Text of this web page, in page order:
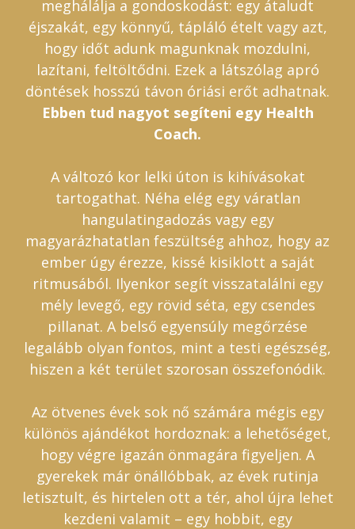
meghálálja a gondoskodást: egy átaludt
éjszakát, egy könnyű, tápláló ételt vagy azt,
hogy időt adunk magunknak mozdulni,
lazítani, feltöltődni. Ezek a látszólag apró
döntések hosszú távon óriási erőt adhatnak.
Ebben tud nagyot segíteni egy Health
Coach.
A változó kor lelki úton is kihívásokat
tartogathat. Néha elég egy váratlan
hangulatingadozás vagy egy
magyarázhatatlan feszültség ahhoz, hogy az
ember úgy érezze, kissé kisiklott a saját
ritmusából. Ilyenkor segít visszatalálni egy
mély levegő, egy rövid séta, egy csendes
pillanat. A belső egyensúly megőrzése
legalább olyan fontos, mint a testi egészség,
hiszen a két terület szorosan összefonódik.
Az ötvenes évek sok nő számára mégis egy
különös ajándékot hordoznak: a lehetőséget,
hogy végre igazán önmagára figyeljen. A
gyerekek már önállóbbak, az évek rutinja
letisztult, és hirtelen ott a tér, ahol újra lehet
kezdeni valamit – egy hobbit, egy